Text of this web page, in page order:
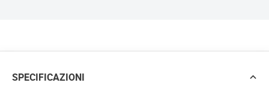
SPECIFICAZIONI